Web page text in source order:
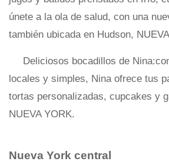
únete a la ola de salud, con una
también ubicada en Hudson,
Deliciosos bocadillos de
locales y simples, Nina ofrece tus
tortas personalizadas, cupcakes y
NUEVA YORK.
Nueva York central